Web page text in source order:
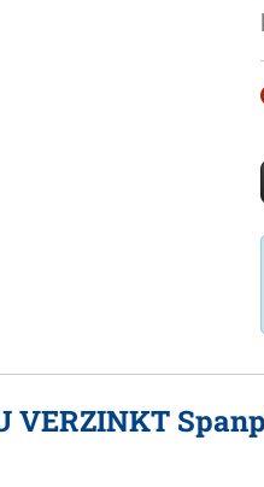
VERZINKT